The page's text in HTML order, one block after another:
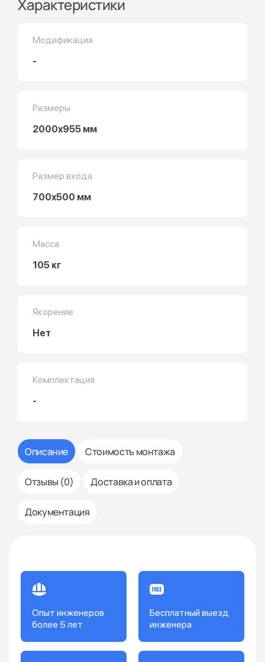
Характеристики
Модификация
-
Размеры
2000x955 мм
Размер входа
700x500 мм
Масса
105 кг
Якорение
Нет
Комплектация
-
Описание Стоимость монтажа
Отзывы (0) Доставка и оплата
Документация
Опыт инженеров
более 5 лет
Бесплатный выезд
инженера